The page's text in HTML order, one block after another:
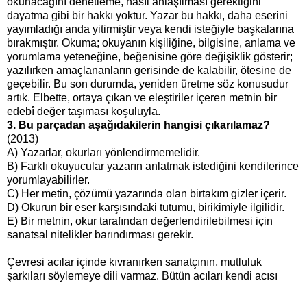
dayatma gibi bir hakkı yoktur. Yazar bu hakkı, daha eserini
yayımladığı anda yitirmiştir veya kendi isteğiyle başkalarına
bırakmıştır. Okuma; okuyanın kişiliğine, bilgisine, anlama ve
yorumlama yeteneğine, beğenisine göre değişiklik gösterir;
yazılırken amaçlananların gerisinde de kalabilir, ötesine de
geçebilir. Bu son durumda, yeniden üretme söz konusudur
artık. Elbette, ortaya çıkan ve eleştiriler içeren metnin bir
edebî değer taşıması koşuluyla.
3. Bu parçadan aşağıdakilerin hangisi çıkarılamaz?
(2013)
A) Yazarlar, okurları yönlendirmemelidir.
B) Farklı okuyucular yazarın anlatmak istediğini kendilerince
yorumlayabilirler.
C) Her metin, çözümü yazarında olan birtakım gizler içerir.
D) Okurun bir eser karşısındaki tutumu, birikimiyle ilgilidir.
E) Bir metnin, okur tarafından değerlendirilebilmesi için
sanatsal nitelikler barındırması gerekir.
Çevresi acılar içinde kıvranırken sanatçının, mutluluk
şarkıları söylemeye dili varmaz. Bütün acıları kendi acısı